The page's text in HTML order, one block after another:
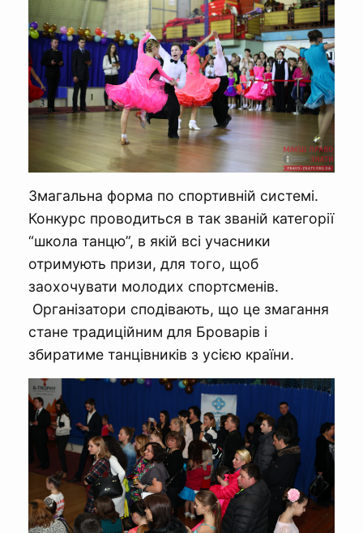
Змагальна форма по спортивній системі.
Конкурс проводиться в так званій категорії
“школа танцю”, в якій всі учасники
отримують призи, для того, щоб
заохочувати молодих спортсменів.
Організатори сподівають, що це змагання
стане традиційним для Броварів і
збиратиме танцівників з усією країни.